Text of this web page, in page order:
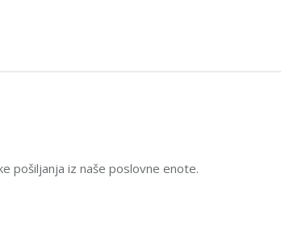
pošiljanja iz naše poslovne enote.